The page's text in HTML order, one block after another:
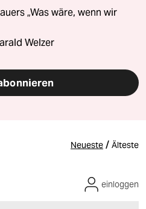
„Was wäre, wenn wir
Welzer
Neueste / Älteste
einloggen